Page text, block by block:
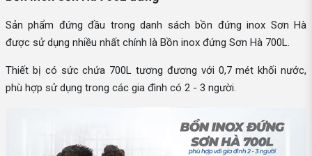
Sản phẩm đứng đầu trong danh sách bồn đứng inox Sơn Hà
được sử dụng nhiều nhất chính là Bồn inox đứng Sơn Hà 700L.
Thiết bị có sức chứa 700L tương đương với 0,7 mét khối nước,
phù hợp sử dụng trong các gia đình có 2 - 3 người.